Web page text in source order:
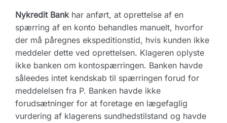
Nykredit Bank har anført, at oprettelse af en
spærring af en konto behandles manuelt, hvorfor
der må påregnes ekspeditionstid, hvis kunden ikke
meddeler dette ved oprettelsen. Klageren oplyste
ikke banken om kontospærringen. Banken havde
såleedes intet kendskab til spærringen forud for
meddelelsen fra P. Banken havde ikke
forudsætninger for at foretage en lægefaglig
vurdering af klagerens sundhedstilstand og havde